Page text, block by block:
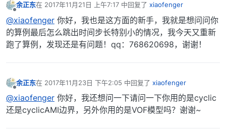
离线
余正东在 2017年11月21日 上午7:17 中回复了 xiaofenger
最后由 编辑
@xiaofenger 你好，我也是这方面的新手，我就是想问问你
的算例最后怎么跳出时间步长特别小的情况，我今天又重新
跑了算例，发现还是有问题！qq：768620698，谢谢！
余正东在 2017年11月23日 下午2:05 中回复了 xiaofenger
最后由 编辑
@xiaofenger 你好，我还想问一下请问一下你用的是cyclic
还是cyclicAMI边界，另外你用的是VOF模型吗？谢谢~